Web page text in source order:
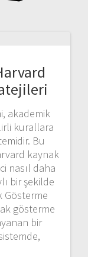
akademik
kurallara
Bu
kaynak
nasıl daha
bir şekilde
Gösterme
gösterme
bir